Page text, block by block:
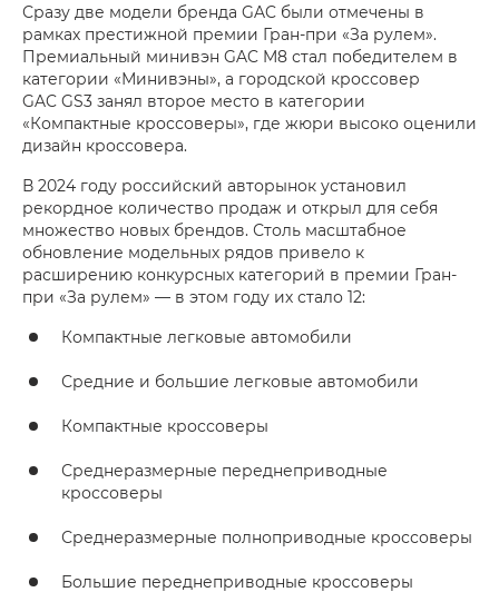
Сразу две модели бренда GAC были отмечены в
рамках престижной премии Гран-при «За рулем».
Премиальный минивэн GAC M8 стал победителем в
категории «Минивэны», а городской кроссовер
GAC GS3 занял второе место в категории
«Компактные кроссоверы», где жюри высоко оценили
дизайн кроссовера.
В 2024 году российский авторынок установил
рекордное количество продаж и открыл для себя
множество новых брендов. Столь масштабное
обновление модельных рядов привело к
расширению конкурсных категорий в премии Гран-
при «За рулем» — в этом году их стало 12:
Компактные легковые автомобили
Средние и большие легковые автомобили
Компактные кроссоверы
Среднеразмерные переднеприводные
кроссоверы
Среднеразмерные полноприводные кроссоверы
Большие переднеприводные кроссоверы